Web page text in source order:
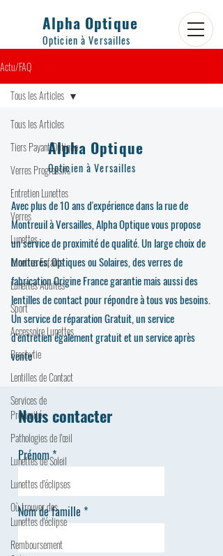
Alpha Optique
Opticien à Versailles
Actu/FAQ
Tous les Articles
Tiers Payant Optique
Verres Progressifs
Entretien Lunettes
Verres
Lunettes
Lunettes Enfants
Lunettes Adultes
Sport
Accessoire Lunettes
Presbytie
Lentilles de Contact
Services de
Proximité
Pathologies de l'œil
Lunettes de Soleil
Lunettes d'éclipses
Où trouver des
Lunettes d'éclipse
Remboursement
Tous les Articles
Alpha Optique
Opticien à Versailles
Avec plus de 10 ans d'expérience dans la rue de
Montreuil à Versailles, Alpha Optique vous propose
un service de proximité de qualité. Un large choix de
Montures, Optiques ou Solaires, des verres de
fabrication Origine France garantie mais aussi des
lentilles de contact pour répondre à tous vos besoins.
Un service de réparation Gratuit, un service
d'entretien également gratuit et un service après
vente
Nous contacter
Prénom
Nom de famille